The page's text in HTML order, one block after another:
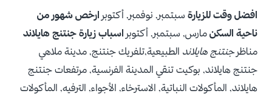
افضل وقت للزيارة سبتمبر, نوفمبر, أكتوبر ارخص شهور من
ناحية السكن مارس, سبتمبر, أكتوبر اسباب زيارة جنتنج هايلاند
مناظرجنتنج هايلاند الطبيعية,تلفريك جنتنج, مدينة ملاهي
جنتنج هايلاند, بوكيت تنقي المدينة الفرنسية, مرتفعات جنتنج
هايلاند, المأكولات النباتية, الاسترخاء, الأجواء, الترفيه, المأكولات